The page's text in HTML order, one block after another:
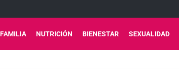
FAMILIA NUTRICIÓN BIENESTAR SEXUALIDAD